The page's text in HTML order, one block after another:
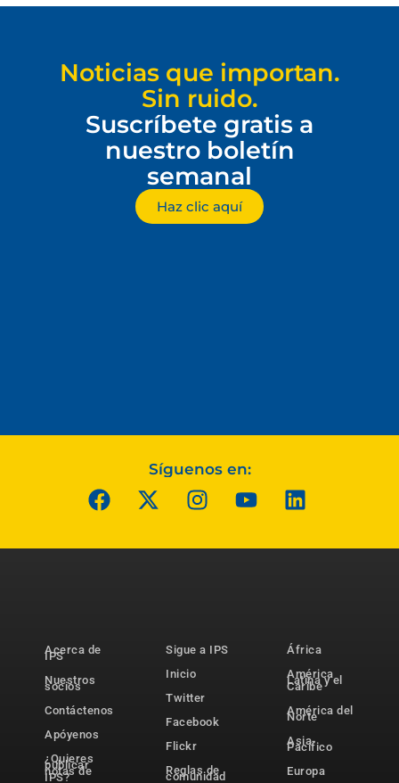
Noticias que importan.
Sin ruido.
Suscríbete gratis a
nuestro boletín
semanal
Haz clic aquí
Síguenos en:
Acerca de
IPS
Nuestros
socios
Contáctenos
Apóyenos
¿Quieres
publicar
notas de
IPS?
Sigue a IPS
Inicio
Twitter
Facebook
Flickr
Reglas de
comunidad
África
América
Latina y el
Caribe
América del
Norte
Asia-
Pacífico
Europa